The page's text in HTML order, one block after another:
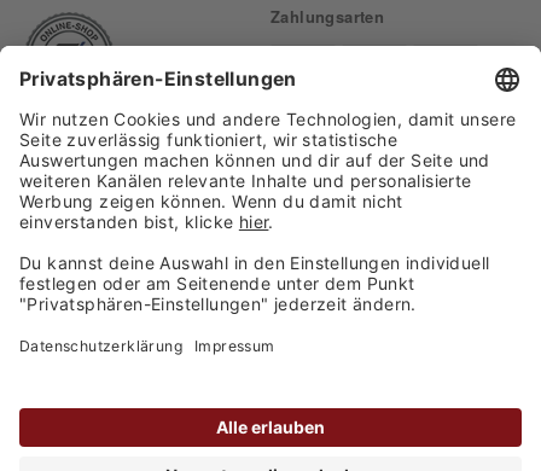
Versand
Zahlungsarten
Finden Sie uns auf:
Großhandel GmbH